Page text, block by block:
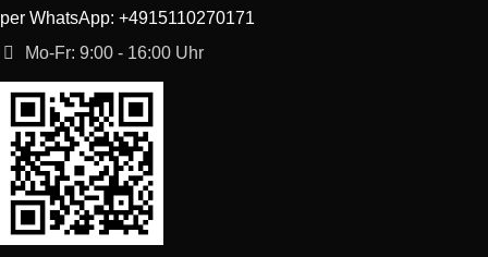
per WhatsApp: +4915110270171
Mo-Fr: 9:00 - 16:00 Uhr